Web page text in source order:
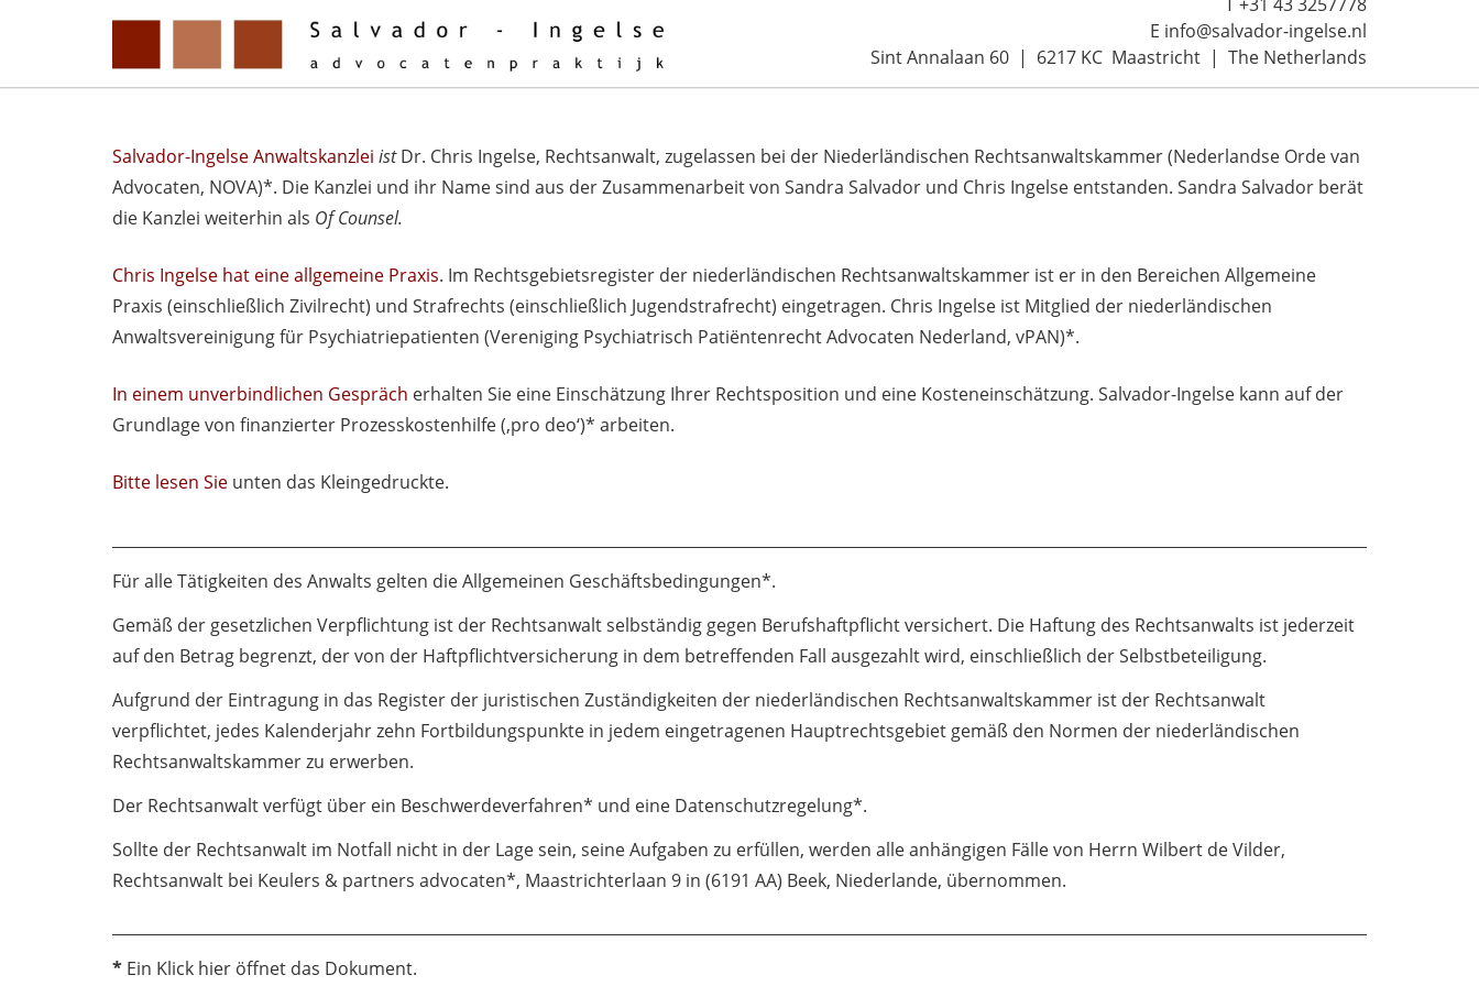
E info@salvador-ingelse.nl
Sint Annalaan 60 | 6217 KC Maastricht | The Netherlands
Salvador-Ingelse Anwaltskanzlei istDr. Chris Ingelse, Rechtsanwalt, zugelassen bei der Niederländischen Rechtsanwaltskammer (Nederlandse Orde van
Advocaten, NOVA)*. Die Kanzlei und ihr Name sind aus der Zusammenarbeit von Sandra Salvador und Chris Ingelse entstanden. Sandra Salvador berät
die Kanzlei weiterhin als Of Counsel.
Chris Ingelse hat eine allgemeine Praxis. Im Rechtsgebietsregister der niederländischen Rechtsanwaltskammer ist er in den Bereichen Allgemeine
Praxis (einschließlich Zivilrecht) und Strafrechts (einschließlich Jugendstrafrecht) eingetragen. Chris Ingelse ist Mitglied der niederländischen
Anwaltsvereinigung für Psychiatriepatienten (Vereniging Psychiatrisch Patiëntenrecht Advocaten Nederland, vPAN)*.
In einem unverbindlichen Gespräch erhalten Sie eine Einschätzung Ihrer Rechtsposition und eine Kosteneinschätzung. Salvador-Ingelse kann auf der
Grundlage von finanzierter Prozesskostenhilfe (‚pro deo‘)* arbeiten.
Bitte lesen Sie unten das Kleingedruckte.
Für alle Tätigkeiten des Anwalts gelten dieAllgemeinen Geschäftsbedingungen*.
Gemäß der gesetzlichen Verpflichtung ist der Rechtsanwalt selbständig gegen Berufshaftpflicht versichert. Die Haftung des Rechtsanwalts ist jederzeit
auf den Betrag begrenzt, der von der Haftpflichtversicherung in dem betreffenden Fall ausgezahlt wird, einschließlich der Selbstbeteiligung.
Aufgrund der Eintragung in das Register der juristischen Zuständigkeiten der niederländischen Rechtsanwaltskammer ist der Rechtsanwalt
verpflichtet, jedes Kalenderjahr zehn Fortbildungspunkte in jedem eingetragenen Hauptrechtsgebiet gemäß den Normen der niederländischen
Rechtsanwaltskammer zu erwerben.
Der Rechtsanwalt verfügt über ein Beschwerdeverfahren* und eine Datenschutzregelung*.
Sollte der Rechtsanwalt im Notfall nicht in der Lage sein, seine Aufgaben zu erfüllen, werden alle anhängigen Fälle von Herrn Wilbert de Vilder,
Rechtsanwalt bei Keulers & partners advocaten*, Maastrichterlaan 9 in (6191 AA) Beek, Niederlande, übernommen.
* Ein Klick hier öffnet das Dokument.